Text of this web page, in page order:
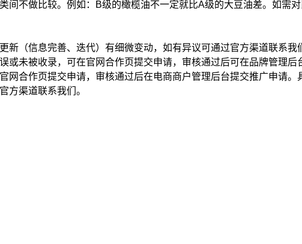
间不做比较。例如：B级的橄榄油不一定就比A级的大豆油差。如需
新（信息完善、迭代）有细微变动，如有异议可通过官方渠道联系我
未被收录，可在官网合作页提交申请，审核通过后可在品牌管理后
合作页提交申请，审核通过后在电商商户管理后台提交推广申请。
方渠道联系我们。